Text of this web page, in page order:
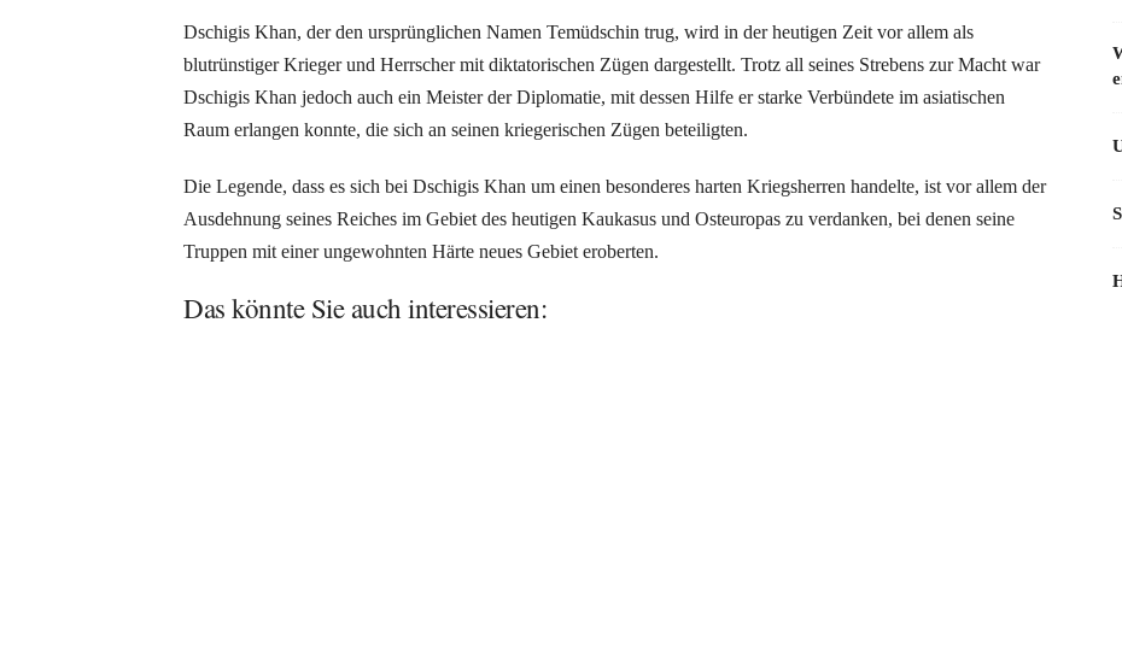
Dschigis Khan, der den ursprünglichen Namen Temüdschin trug, wird in der heutigen Zeit vor allem als
blutrünstiger Krieger und Herrscher mit diktatorischen Zügen dargestellt. Trotz all seines Strebens zur Macht war
Dschigis Khan jedoch auch ein Meister der Diplomatie, mit dessen Hilfe er starke Verbündete im asiatischen
Raum erlangen konnte, die sich an seinen kriegerischen Zügen beteiligten.
Die Legende, dass es sich bei Dschigis Khan um einen besonderes harten Kriegsherren handelte, ist vor allem der
Ausdehnung seines Reiches im Gebiet des heutigen Kaukasus und Osteuropas zu verdanken, bei denen seine
Truppen mit einer ungewohnten Härte neues Gebiet eroberten.
Das könnte Sie auch interessieren: